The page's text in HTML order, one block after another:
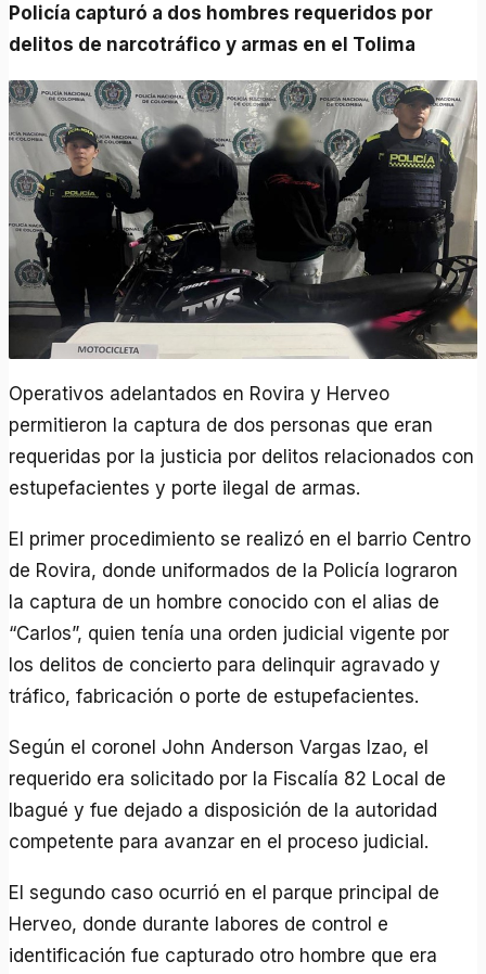
Policía capturó a dos hombres requeridos por
delitos de narcotráfico y armas en el Tolima
Operativos adelantados en Rovira y Herveo
permitieron la captura de dos personas que eran
requeridas por la justicia por delitos relacionados con
estupefacientes y porte ilegal de armas.
El primer procedimiento se realizó en el barrio Centro
de Rovira, donde uniformados de la Policía lograron
la captura de un hombre conocido con el alias de
“Carlos”, quien tenía una orden judicial vigente por
los delitos de concierto para delinquir agravado y
tráfico, fabricación o porte de estupefacientes.
Según el coronel John Anderson Vargas Izao, el
requerido era solicitado por la Fiscalía 82 Local de
Ibagué y fue dejado a disposición de la autoridad
competente para avanzar en el proceso judicial.
El segundo caso ocurrió en el parque principal de
Herveo, donde durante labores de control e
identificación fue capturado otro hombre que era